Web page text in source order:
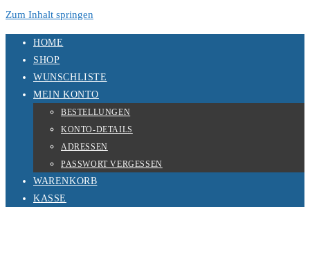
Zum Inhalt springen
HOME
SHOP
WUNSCHLISTE
MEIN KONTO
BESTELLUNGEN
KONTO-DETAILS
ADRESSEN
PASSWORT VERGESSEN
WARENKORB
KASSE